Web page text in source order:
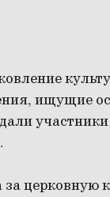
ищущие
за